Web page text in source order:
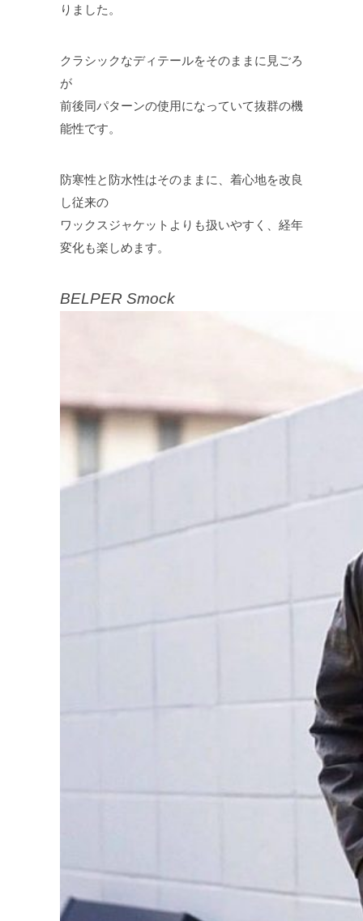
りました。
クラシックなディテールをそのままに見ごろ
が
前後同パターンの使用になっていて抜群の機
能性です。
防寒性と防水性はそのままに、着心地を改良
し従来の
ワックスジャケットよりも扱いやすく、経年
変化も楽しめます。
BELPER Smock